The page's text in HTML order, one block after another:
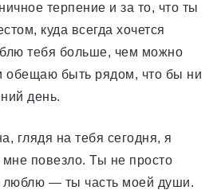
терпение и за то, что ты
куда всегда хочется
тебя больше, чем можно
обещаю быть рядом, что бы ни
день.
глядя на тебя сегодня, я
повезло. Ты не просто
— ты часть моей души.